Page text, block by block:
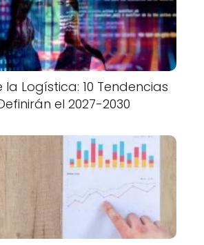
la Logística: 10 Tendencias
el 2027-2030